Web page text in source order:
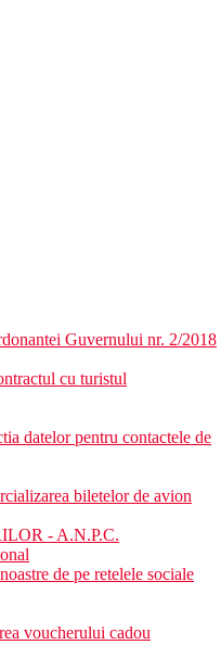
si umbrele langa piscina
(15:00-17:00)
(10:00 a.m.-11:00 p.m.)
Guvernului nr. 2/2018
cu turistul
datelor pentru contactele de
biletelor de avion
- A.N.P.C.
de pe retelele sociale
voucherului cadou